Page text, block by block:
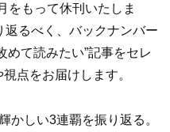
をもって休刊いたしま
るべく、バックナンバー
めて読みたい”記事をセレ
点をお届けします。
しい3連覇を振り返る。